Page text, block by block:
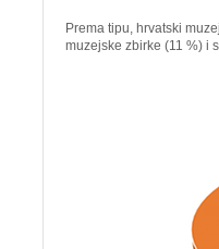
Prema tipu, hrvatski
muzejske zbirke (11 %) i